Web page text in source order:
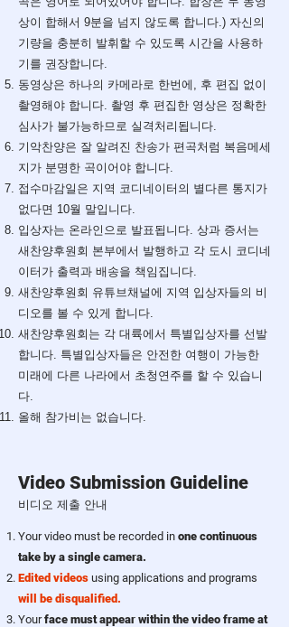
상이 합해서 9분을 넘지 않도록 합니다.) 자신의
기량을 충분히 발휘할 수 있도록 시간을 사용하
기를 권장합니다.
동영상은 하나의 카메라로 한번에, 후 편집 없이
촬영해야 합니다. 촬영 후 편집한 영상은 정확한
심사가 불가능하므로 실격처리됩니다.
기악찬양은 잘 알려진 찬송가 편곡처럼 복음메세
지가 분명한 곡이어야 합니다.
접수마감일은 지역 코디네이터의 별다른 통지가
없다면 10월 말입니다.
입상자는 온라인으로 발표됩니다. 상과 증서는
새찬양후원회 본부에서 발행하고 각 도시 코디네
이터가 출력과 배송을 책임집니다.
새찬양후원회 유튜브채널에 지역 입상자들의 비
디오를 볼 수 있게 합니다.
새찬양후원회는 각 대륙에서 특별입상자를 선발
합니다. 특별입상자들은 안전한 여행이 가능한
미래에 다른 나라에서 초청연주를 할 수 있습니
다.
​올해 참가비는 없습니다.
Video Submission Guideline
비디오 제출 안내
Your video must be recorded in one continuous
take by a single camera.
Edited videos using applications and programs
will be disqualified.
Yourface must appear within the video frame at